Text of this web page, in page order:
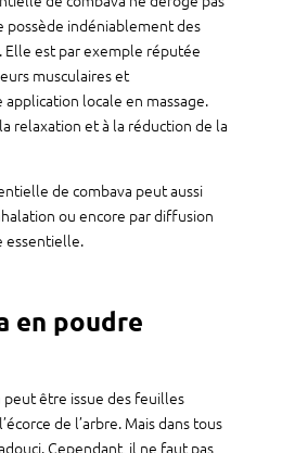
possède indéniablement des
est par exemple réputée
musculaires et
locale en massage.
relaxation et à la réduction de la
de combava peut aussi
ou encore par diffusion
essentielle.
en poudre
peut être issue des feuilles
de l’arbre. Mais dans tous
Cependant, il ne faut pas